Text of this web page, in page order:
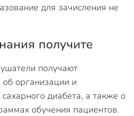
для зачисления не
получите
получают
организации и
диабета, а также о
обучения пациентов.